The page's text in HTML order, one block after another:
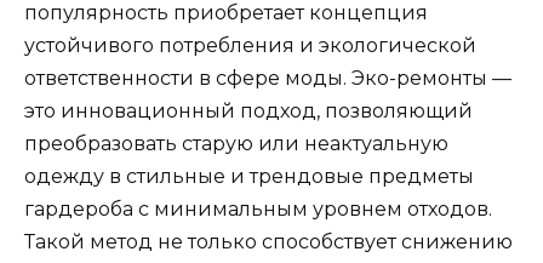
популярность приобретает концепция
устойчивого потребления и экологической
ответственности в сфере моды. Эко-ремонты —
это инновационный подход, позволяющий
преобразовать старую или неактуальную
одежду в стильные и трендовые предметы
гардероба с минимальным уровнем отходов.
Такой метод не только способствует снижению